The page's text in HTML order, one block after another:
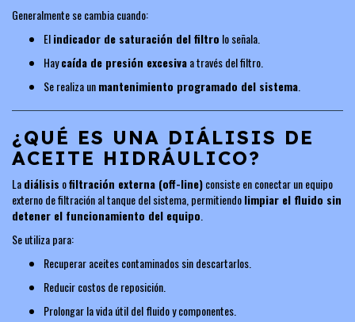
Generalmente se cambia cuando:
Elindicador de saturación del filtro lo señala.
Haycaída de presión excesivaa través del filtro.
Se realiza unmantenimiento programado del sistema
¿QUÉ ES UNA DIÁLISIS DE
ACEITE HIDRÁULICO?
Ladiálisis ofiltración externa (off-line)consiste en conectar un equipo
externo de filtración al tanque del sistema, permitiendolimpiar el fluido sin
detener el funcionamiento del equipo
Se utiliza para:
Recuperar aceites contaminados sin descartarlos.
Reducir costos de reposición.
Prolongar la vida útil del fluido y componentes.